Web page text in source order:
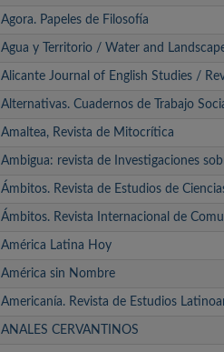
Agora. Papeles de Filosofía
Agua y Territorio / Water and
Alicante Journal of English Studies /
Alternativas. Cuadernos de Trabajo
Amaltea, Revista de Mitocrítica
Ambigua: revista de Investigaciones
Ámbitos. Revista de Estudios de
Ámbitos. Revista Internacional de
América Latina Hoy
América sin Nombre
Americanía. Revista de Estudios
ANALES CERVANTINOS